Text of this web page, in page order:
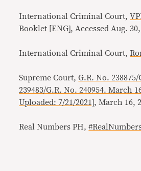
International Criminal Court,
Booklet [ENG], Accessed Aug. 30,
International Criminal Court,
Supreme Court,G.R. No. 238875/
239483/G.R. No. 240954. March
Uploaded: 7/21/2021], March 16,
Real Numbers PH,